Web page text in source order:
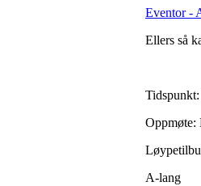
Eventor -
Ellers så
Oppmøte:
A-lang